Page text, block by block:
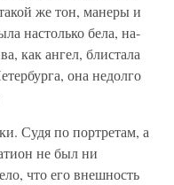
же тон, манеры и
настолько бела, на­
как ангел, блистала
она недолго
Судя по портре­там, а
не был ни
что его внешность